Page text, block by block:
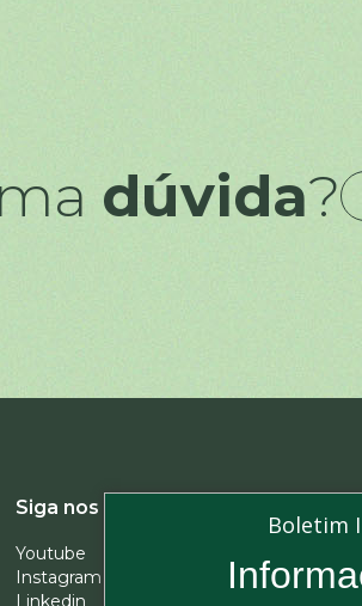
Boletim
dúvida?
Siga nos
Youtube
Instagram
Linkedin